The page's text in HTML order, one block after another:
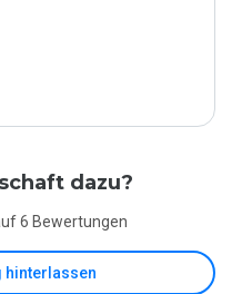
dazu?
6 Bewertungen
hinterlassen